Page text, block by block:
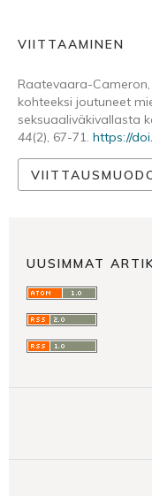
VIITTAAMINEN
Raatevaara-Cameron,
kohteeksi joutuneet
seksuaaliväkivallasta
44(2), 67-71. https://
UUSIMMAT